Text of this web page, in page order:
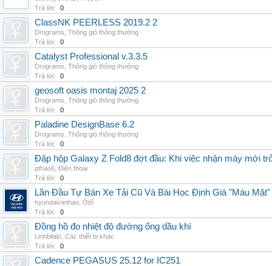
Trả lời:
0
ClassNK PEERLESS 2019.2 2
Drograms Thông gió thông thường
Trả lời:
0
Catalyst Professional v.3.3.5
Drograms Thông gió thông thường
Trả lời:
0
geosoft oasis montaj 2025 2
Drograms Thông gió thông thường
Trả lời:
0
Paladine DesignBase 6.2
Drograms Thông gió thông thường
Trả lời:
0
Đập hộp Galaxy Z Fold8 đợt đầu: Khi việc nhận máy mới
pthao6 Điện thoại
Trả lời:
0
Lần Đầu Tự Bán Xe Tải Cũ Và Bài Học Định Giá "Máu
hyundaiviethan Ôtô
Trả lời:
0
Đồng hồ đo nhiệt độ đường ống dầu khí
Linhbilalo Các thiết bị khác
Trả lời:
0
Cadence PEGASUS 25.12 for IC251